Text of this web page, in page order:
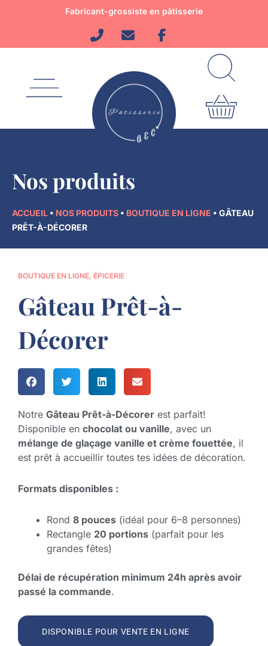
Fabricant-grossiste en pâtisserie
Nos produits
ACCUEIL • NOS PRODUITS • BOUTIQUE EN LIGNE • GÂTEAU
PRÊT-À-DÉCORER
BOUTIQUE EN LIGNE, ÉPICERIE
Gâteau Prêt-à-
Décorer
Notre Gâteau Prêt-à-Décorer est parfait!
Disponible en chocolat ou vanille, avec un
mélange de glaçage vanille et crème fouettée, il
est prêt à accueillir toutes tes idées de décoration.
Formats disponibles :
Rond 8 pouces (idéal pour 6–8 personnes)
Rectangle 20 portions (parfait pour les
grandes fêtes)
Délai de récupération minimum 24h après avoir
passé la commande.
DISPONIBLE POUR VENTE EN LIGNE